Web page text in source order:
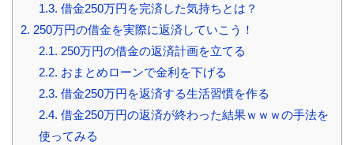
1.3. 借金250万円を完済した気持ちとは？
2. 250万円の借金を実際に返済していこう！
2.1. 250万円の借金の返済計画を立てる
2.2. おまとめローンで金利を下げる
2.3. 借金250万円を返済する生活習慣を作る
2.4. 借金250万円の返済が終わった結果ｗｗｗの手法を
使ってみる